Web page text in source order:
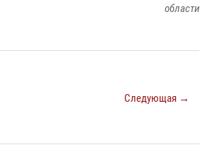
области
Следующая →